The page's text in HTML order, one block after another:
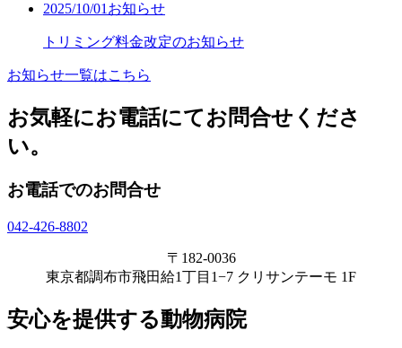
2025/10/01 お知らせ
トリミング料金改定のお知らせ
お知らせ一覧はこちら
お気軽にお電話にてお問合せくださ
い。
お電話でのお問合せ
042-426-8802
〒182-0036
東京都調布市飛田給1丁目1−7 クリサンテーモ 1F
安心を提供する動物病院